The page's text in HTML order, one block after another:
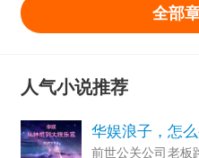
晴婕很淡定：是他们难以出戏
……
@
全部
人气小说推荐
华娱浪子，怎
前世公关公司老板